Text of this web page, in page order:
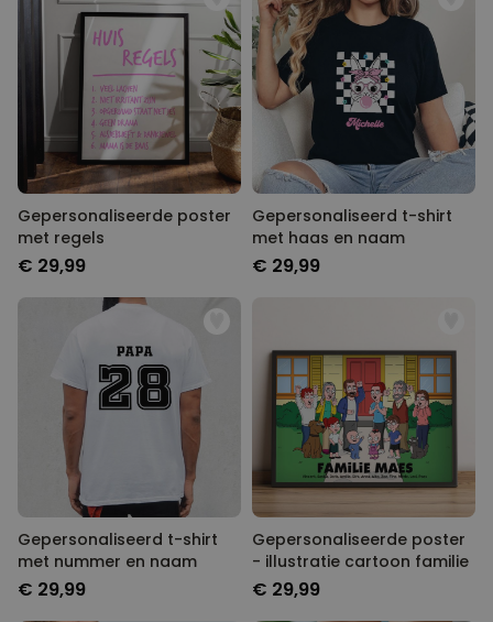
Gepersonaliseerde poster
met regels
€ 29,99
Gepersonaliseerd t-shirt
met haas en naam
€ 29,99
Gepersonaliseerd t-shirt
met nummer en naam
€ 29,99
Gepersonaliseerde poster
- illustratie cartoon familie
€ 29,99